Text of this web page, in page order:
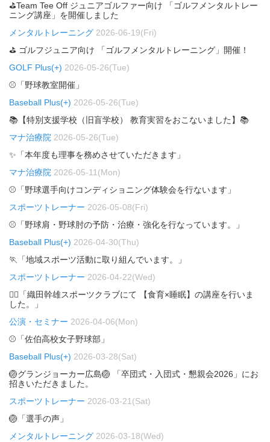
⛳Team Tee Off ジュニアゴルファー向け 「ゴルフメンタルトレー
ニング講座」を開催しました
メンタルトレーニング 2026-06-19(Fri)
⛳ ゴルフジュニア向け 「ゴルフメンタルトレーニング」開催！
GOLF Plus(+) 2026-05-26(Tue)
⚾「野球教室開催」
Baseball Plus(+) 2026-05-26(Tue)
📚【特別支援学校（旧盲学校） 教育実習をおこないました】📚
マナ治療院 2026-05-26(Tue)
✨「本年度も理事を務めさせていただきます」
マナ治療院 2026-05-11(Mon)
⚾「野球選手向けコンディショニング体験会を行ないます」
スポーツトレーナー 2026-05-08(Fri)
⚾「野球肩・野球肘の予防・治療・強化を行なっています。」
Baseball Plus(+) 2026-04-30(Thu)
🏃「地域スポーツ活動に取り組んでいます。」
スポーツトレーナー 2026-04-22(Wed)
🏃‍♂️「織田幹雄スポーツクラブにて 【食育×睡眠】の講座を行いま
した。」
公演・セミナー 2026-04-06(Mon)
⚾「佐伯高校女子野球部」
Baseball Plus(+) 2026-03-28(Sat)
🏐グランジョーカー広島🏐 「卒団式・入団式・懇親会2026」にお
招きいただきました。
スポーツトレーナー 2026-03-21(Sat)
🏐「選手の声」
メンタルトレーニング 2026-03-18(Wed)